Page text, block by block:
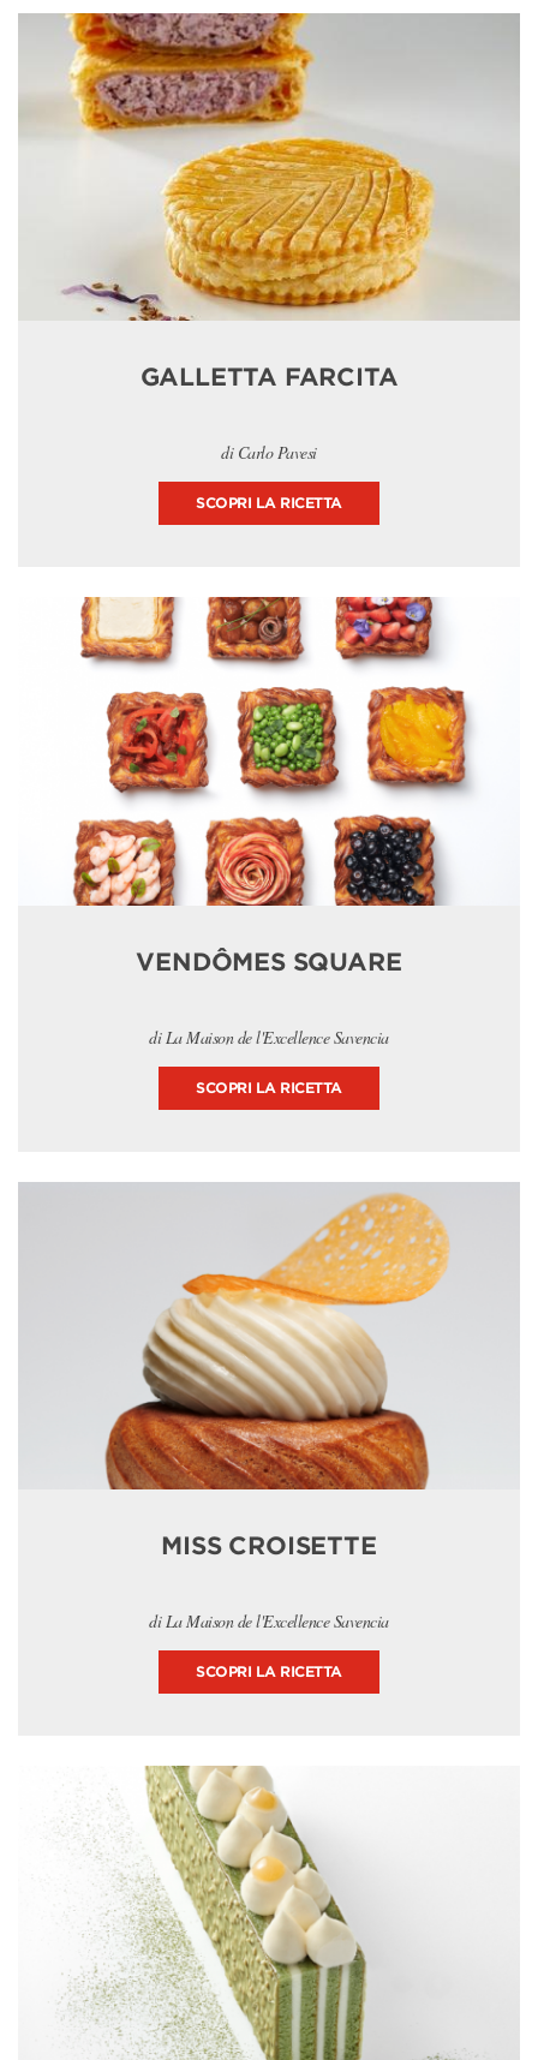
GALLETTA FARCITA
di Carlo Pavesi
SCOPRI LA RICETTA
VENDÔMES SQUARE
di La Maison de l'Excellence Savencia
SCOPRI LA RICETTA
MISS CROISETTE
di La Maison de l'Excellence Savencia
SCOPRI LA RICETTA